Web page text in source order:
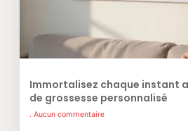
Immortalisez chaque instant
de grossesse personnalisé
Aucun commentaire